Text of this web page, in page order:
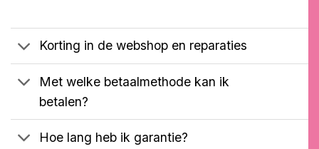
Korting in de webshop en reparaties
Met welke betaalmethode kan ik
betalen?
Hoe lang heb ik garantie?